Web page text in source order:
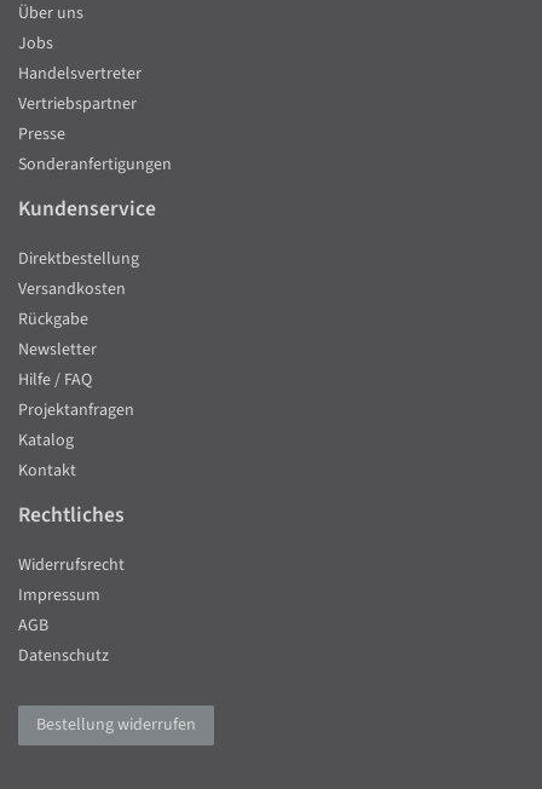
Über uns
Jobs
Handelsvertreter
Vertriebspartner
Presse
Sonderanfertigungen
Kundenservice
Direktbestellung
Versandkosten
Rückgabe
Newsletter
Hilfe / FAQ
Projektanfragen
Katalog
Kontakt
Rechtliches
Widerrufsrecht
Impressum
AGB
Datenschutz
Bestellung widerrufen